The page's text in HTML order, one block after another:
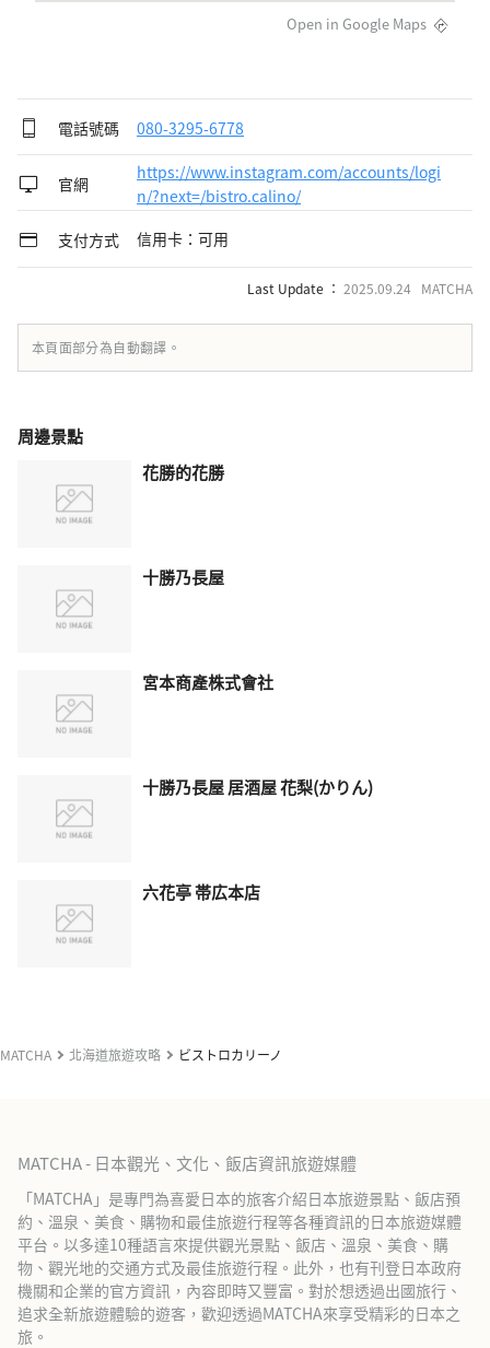
Open in Google Maps
電話號碼 080-3295-6778
官網
https://www.instagram.com/accounts/logi
n/?next=/bistro.calino/
支付方式
信用卡：可用
Last Update ： 2025.09.24 MATCHA
本頁面部分為自動翻譯。
周邊景點
花勝的花勝
十勝乃長屋
宮本商產株式會社
十勝乃長屋 居酒屋 花梨(かりん)
六花亭 帯広本店
MATCHA 北海道旅遊攻略 ビストロカリーノ
MATCHA - 日本觀光、文化、飯店資訊旅遊媒體
「MATCHA」是專門為喜愛日本的旅客介紹日本旅遊景點、飯店預
約、溫泉、美食、購物和最佳旅遊行程等各種資訊的日本旅遊媒體
平台。以多達10種語言來提供觀光景點、飯店、溫泉、美食、購
物、觀光地的交通方式及最佳旅遊行程。此外，也有刊登日本政府
機關和企業的官方資訊，內容即時又豐富。對於想透過出國旅行、
追求全新旅遊體驗的遊客，歡迎透過MATCHA來享受精彩的日本之
旅。